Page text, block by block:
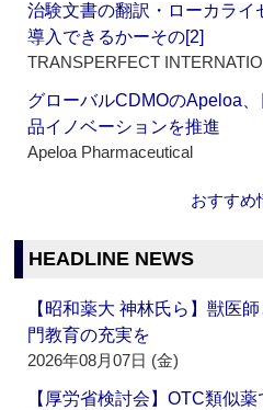
治験文書の翻訳・ローカライ
導入できるかーその[2]
TRANSPERFECT
グローバルCDMOのApeloa
品イノベーションを推進
Apeloa Pharmaceutical
おすすめ
HEADLINE NEWS
【昭和薬大 神林氏ら】獣医
門教育の充実を
2026年08月07日 (金)
【厚労省検討会】OTC類似